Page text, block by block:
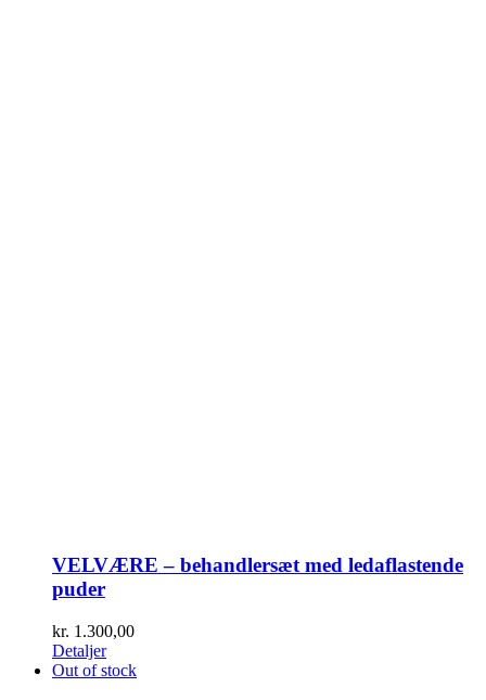
VELVÆRE – behandlersæt med ledaflastende
puder
kr. 1.300,00
Detaljer
Out of stock